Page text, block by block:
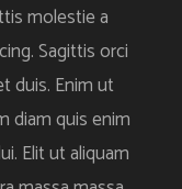
molestie a
Sagittis orci
duis. Enim ut
diam quis enim
Elit ut aliquam